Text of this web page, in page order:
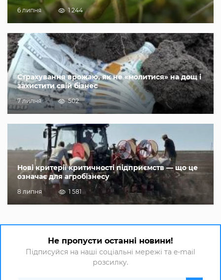
6 липня 1 244
Страхування врожаю, як не «молитися» на дощ і
захистити свій бізнес
7 липня 502
Нові критерії критичності підприємств — що це
означає для агробізнесу
8 липня 1 581
Не пропусти останні новини!
Підписуйся на наші соціальні мережі та e-mail
розсилку.